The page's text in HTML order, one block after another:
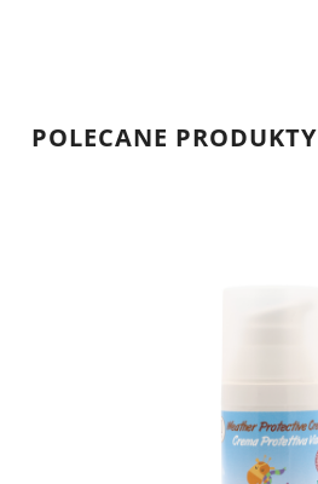
POLECANE PRODUKTY